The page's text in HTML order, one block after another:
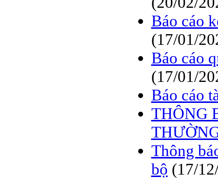
Báo cáo
(17/01/
Báo cáo
(17/01/
Báo cáo
THÔNG
Thông
bộ (17/